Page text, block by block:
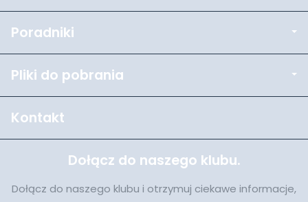
Poradniki
Pliki do pobrania
Kontakt
Dołącz do naszego klubu.
Dołącz do naszego klubu i otrzymuj ciekawe informacje,